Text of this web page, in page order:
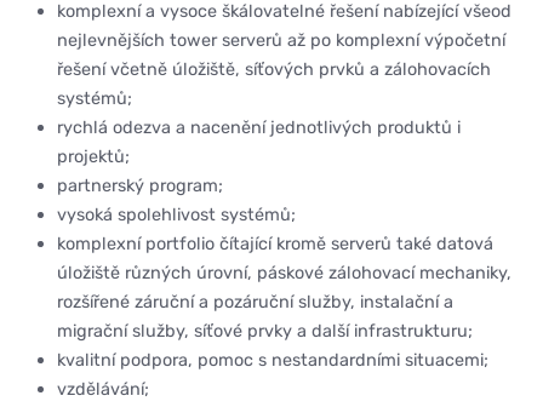
komplexní a vysoce škálovatelné řešení nabízející všeod
nejlevnějších tower serverů až po komplexní výpočetní
řešení včetně úložiště, síťových prvků a zálohovacích
systémů;
rychlá odezva a nacenění jednotlivých produktů i
projektů;
partnerský program;
vysoká spolehlivost systémů;
komplexní portfolio čítající kromě serverů také datová
úložiště různých úrovní, páskové zálohovací mechaniky,
rozšířené záruční a pozáruční služby, instalační a
migrační služby, síťové prvky a další infrastrukturu;
kvalitní podpora, pomoc s nestandardními situacemi;
vzdělávání;